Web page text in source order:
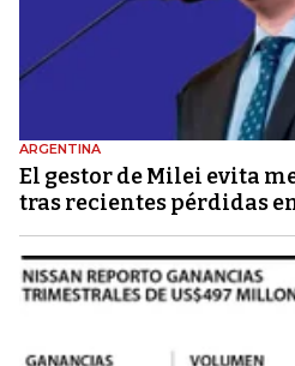
ARGENTINA
El gestor de Milei evita
tras recientes pérdidas